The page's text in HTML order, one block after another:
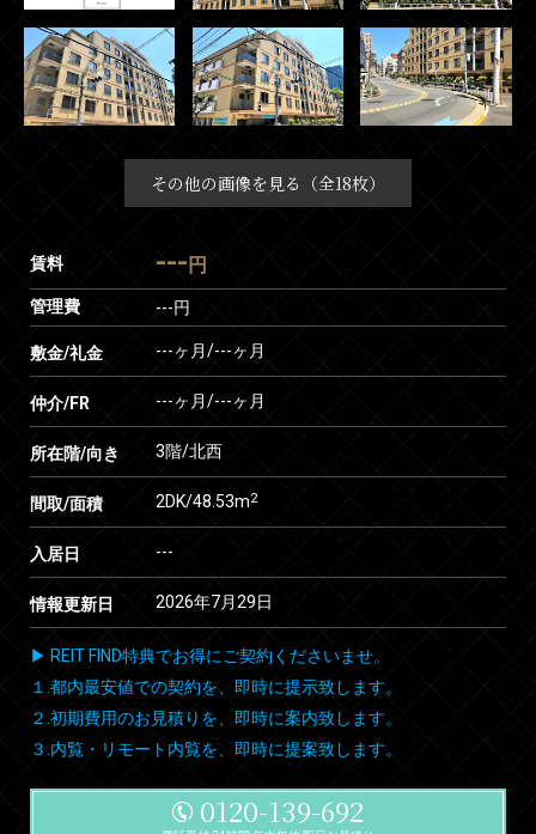
その他の画像を見る（全18枚）
賃料 --- 円
管理費 ---円
敷金/礼金 ---ヶ月/---ヶ月
仲介/FR ---ヶ月/---ヶ月
所在階/向き 3階/北西
間取/面積 2DK/48.53m2
入居日 ---
情報更新日 2026年7月29日
▶ REIT FIND特典でお得にご契約くださいませ。
１.都内最安値での契約を、即時に提示致します。
２.初期費用のお見積りを、即時に案内致します。
３.内覧・リモート内覧を、即時に提案致します。
0120-139-692